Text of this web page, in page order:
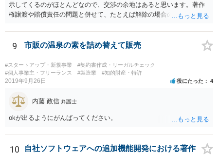
示してくるのがほとんどなので、交渉の余地はあると思います。著作
権譲渡や賠償責任の問題と併せて、たとえば解除の場合のクリエータ
ます（実際、民法の原則では一方的な委任契約の解除には、必要に応
じて損害の補償をしなければならないと定められています。） ただ、
そこで「これはうちの定型書式なので変更できない」といった趣旨の
回答があれば、今後の信頼関係の構築を考えても、ご縁がなかったと
して契約を見送られた方が良いように思います。
9 市販の温泉の素を詰め替えて販売
#スタートアップ・新規事業
#契約書作成・リーガルチェック
#個人事業主・フリーランス
#製造業 #知的財産・特許
2019年9月26日 役にたった 4
内藤 政信 弁護士
okが出るようにがんばってください。
10
自社ソフトウェアへの追加機能開発における著作